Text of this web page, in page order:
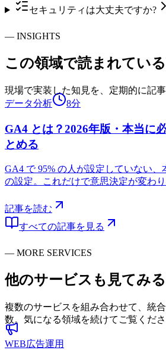
セキュリティは大丈夫ですか?
— INSIGHTS
この領域で読まれてい
現場で実装した知見を、定期的に記事
データ分析
8分
GA4 とは？2026年版・本当に
とめる
GA4 で 95% の人が設定していない、
の設定。これだけで意思決定が変わり
記事を読む
すべての記事を見る
— MORE SERVICES
他のサービスも 見てみる
複数のサービスを組み合わせて、統
数。気になる領域を続けてご覧くださ
WEB広告運用